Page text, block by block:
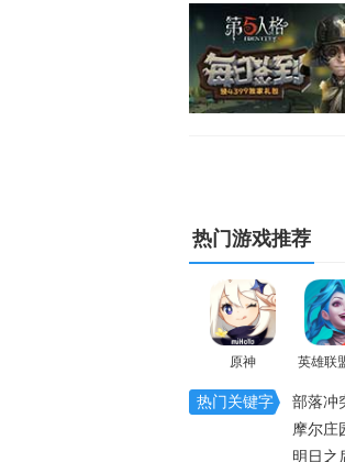
热门游戏推荐
原神 英雄联
热门关键字 部落冲
摩尔庄
明日之